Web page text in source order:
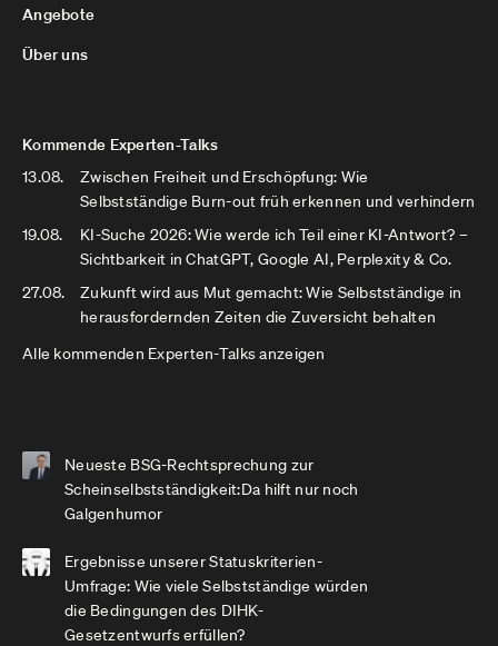
Angebote
Über uns
Kommende Experten-Talks
13.08.
Zwischen Freiheit und Erschöpfung: Wie
Selbstständige Burn-out früh erkennen und verhindern
19.08.
KI-Suche 2026: Wie werde ich Teil einer KI-Antwort? –
Sichtbarkeit in ChatGPT, Google AI, Perplexity & Co.
27.08.
Zukunft wird aus Mut gemacht: Wie Selbstständige in
herausfordernden Zeiten die Zuversicht behalten
Alle kommenden Experten-Talks anzeigen
Neueste BSG-Rechtsprechung zur
Scheinselbstständigkeit:Da hilft nur noch
Galgenhumor
Ergebnisse unserer Statuskriterien-
Umfrage: Wie viele Selbstständige würden
die Bedingungen des DIHK-
Gesetzentwurfs erfüllen?